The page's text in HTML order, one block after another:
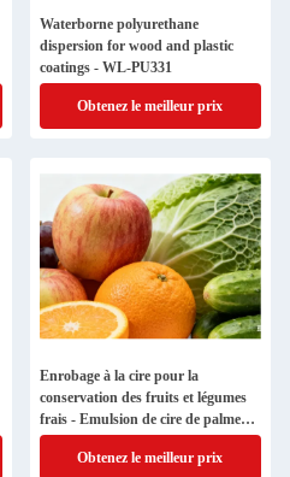
Waterborne polyurethane
dispersion for wood and plastic
coatings - WL-PU331
Obtenez le meilleur prix
Enrobage à la cire pour la
conservation des fruits et légumes
frais - Emulsion de cire de palme
naturelle WQ-W5169
Obtenez le meilleur prix